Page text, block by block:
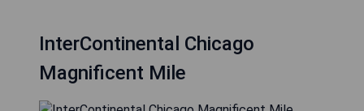
InterContinental Chicago
Magnificent Mile